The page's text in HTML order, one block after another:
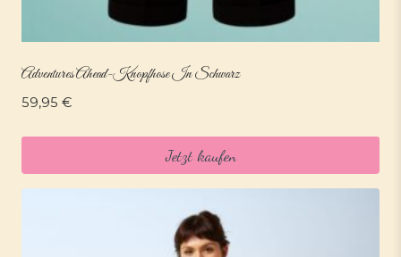
Adventures Ahead-Knopfhose In Schwarz
59,95 €
Jetzt kaufen